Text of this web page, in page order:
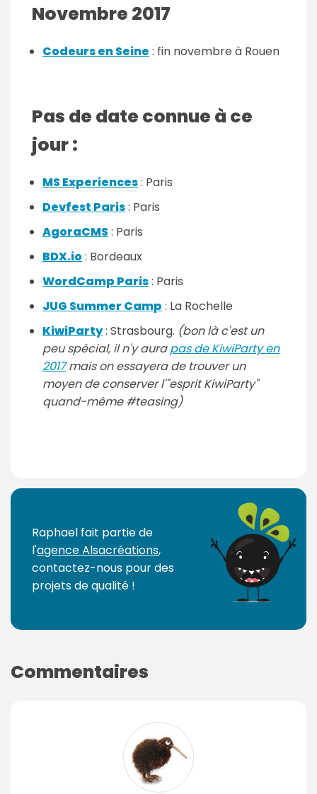
Novembre 2017
Codeurs en Seine : fin novembre à Rouen
Pas de date connue à ce
jour :
MS Experiences: Paris
Devfest Paris: Paris
AgoraCMS: Paris
BDX.io: Bordeaux
WordCamp Paris: Paris
JUG Summer Camp : La Rochelle
KiwiParty: Strasbourg. (bon là c'est un
peu spécial, il n'y aurapas de KiwiParty en
2017mais on essayera de trouver un
moyen de conserver l'"esprit KiwiParty"
quand-même #teasing)
Raphael fait partie de
l'agence Alsacréations,
contactez-nous pour des
projets de qualité !
Commentaires